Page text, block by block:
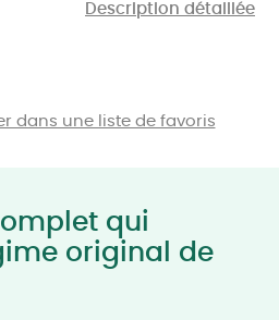
Description détaillée
qui
original de
dans une liste de favoris